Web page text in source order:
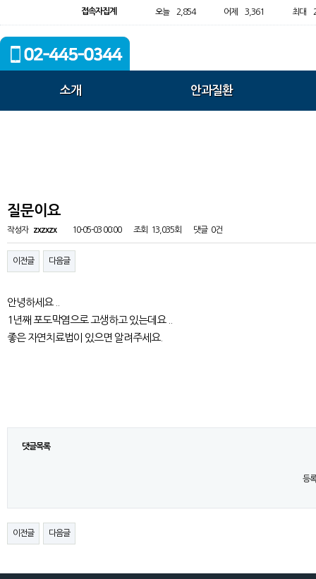
접속자집계 오늘 2,854 어제 3,361 최대
소개 안과질환
질문이요
작성자 zxzxzx 10-05-03 00:00 조회 13,035회 댓글 0건
이전글 다음글
안녕하세요 ..
1년째 포도막염으로 고생하고 있는데요 ..
좋은 자연치료법이 있으면 알려주세요.
댓글목록
등
이전글 다음글